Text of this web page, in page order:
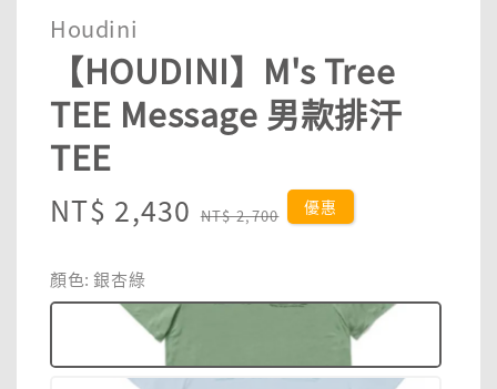
Houdini
【HOUDINI】M's Tree
TEE Message 男款排汗
TEE
Sale
NT$ 2,430 Regular
NT$ 2,700 優惠
顏色: 銀杏綠